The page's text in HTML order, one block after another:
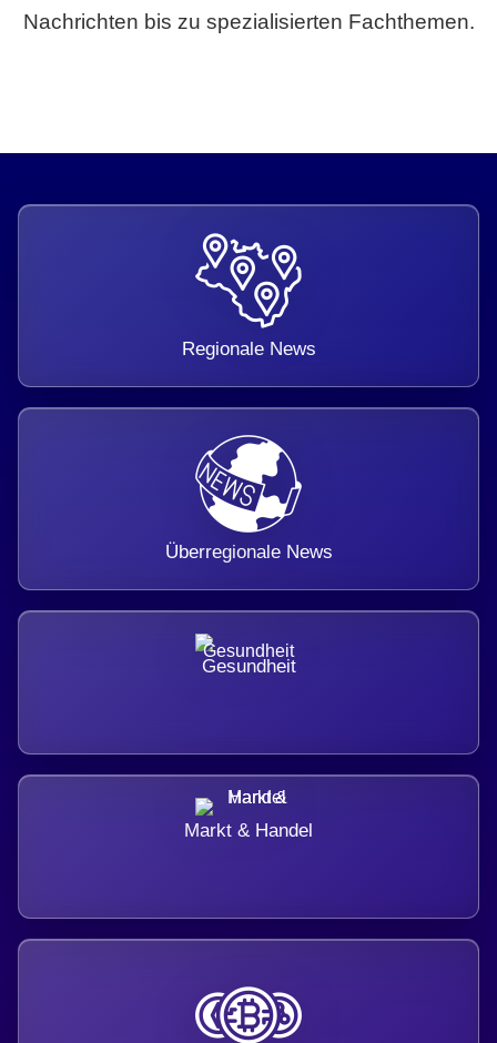
Nachrichten bis zu spezialisierten Fachthemen.
Regionale News
Überregionale News
Gesundheit
Markt & Handel